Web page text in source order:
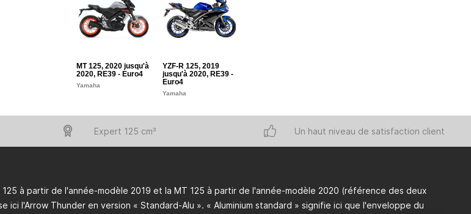
MT 125, 2020 jusqu'à
2020, RE39 - Euro4
Yamaha
YZF-R 125, 2019
jusqu'à 2020, RE39 -
Euro4
Yamaha
Expert 125 cm³ Un haut niveau de satisfaction client
125 à partir de l'année-modèle 2019 et la MT 125 à partir de l'année-modèle 2020 (référence des deux
ici l'Arrow Thunder en version « Standard-Alu ». « Aluminium standard » signifie ici que l'enveloppe du